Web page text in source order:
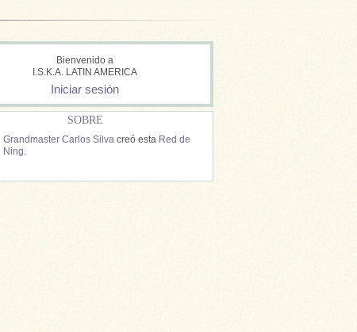
Bienvenido a
I.S.K.A. LATIN AMERICA
Iniciar sesión
SOBRE
Grandmaster Carlos Silva creó esta Red de
Ning.